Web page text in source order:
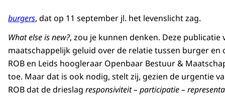
burgers, dat op 11 september jl. het levenslicht zag.
What else is new?, zou je kunnen denken. Deze
maatschappelijk geluid over de relatie tussen burger en
ROB en Leids hoogleraar Openbaar Bestuur &
toe. Maar dat is ook nodig, stelt zij, gezien de urgentie
ROB dat de drieslag responsiviteit – participatie –